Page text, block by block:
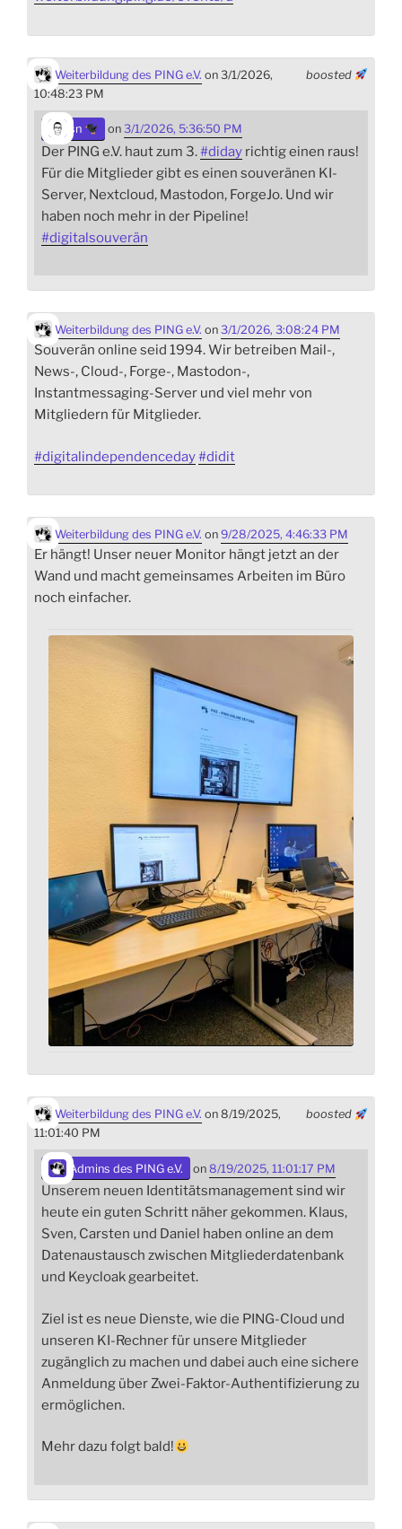
boosted
Weiterbildung des PING e.V. on 3/1/2026,
10:48:23 PM
sn on 3/1/2026, 5:36:50 PM
Der PING e.V. haut zum 3.#diday richtig einen raus!
Für die Mitglieder gibt es einen souveränen KI-
Server, Nextcloud, Mastodon, ForgeJo. Und wir
haben noch mehr in der Pipeline!
#digitalsouverän
Weiterbildung des PING e.V. on 3/1/2026, 3:08:24 PM
Souverän online seid 1994. Wir betreiben Mail-,
News-, Cloud-, Forge-, Mastodon-,
Instantmessaging-Server und viel mehr von
Mitgliedern für Mitglieder.
#digitalindependenceday#didit
Weiterbildung des PING e.V. on 9/28/2025, 4:46:33 PM
Er hängt! Unser neuer Monitor hängt jetzt an der
Wand und macht gemeinsames Arbeiten im Büro
noch einfacher.
boosted
Weiterbildung des PING e.V. on 8/19/2025,
11:01:40 PM
Admins des PING e.V. on 8/19/2025, 11:01:17 PM
Unserem neuen Identitätsmanagement sind wir
heute ein guten Schritt näher gekommen. Klaus,
Sven, Carsten und Daniel haben online an dem
Datenaustausch zwischen Mitgliederdatenbank
und Keycloak gearbeitet.
Ziel ist es neue Dienste, wie die PING-Cloud und
unseren KI-Rechner für unsere Mitglieder
zugänglich zu machen und dabei auch eine sichere
Anmeldung über Zwei-Faktor-Authentifizierung zu
ermöglichen.
Mehr dazu folgt bald!